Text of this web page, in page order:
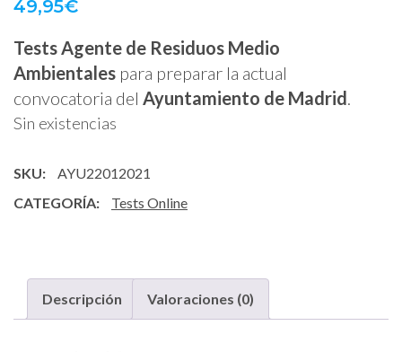
49,95€
Tests Agente de Residuos Medio
Ambientales para preparar la actual
convocatoria del Ayuntamiento de Madrid.
Sin existencias
SKU:
AYU22012021
CATEGORÍA:
Tests Online
Descripción Valoraciones (0)